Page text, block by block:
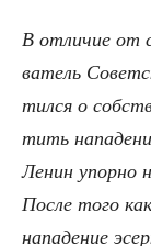
В отли­чие от
ва­тель
тил­ся о
тить
Ленин упор­но
После того
напа­де­ние